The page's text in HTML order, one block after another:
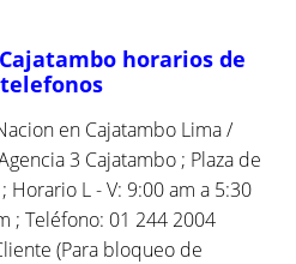
horarios de
en Cajatambo Lima /
3 Cajatambo ; Plaza de
Horario L - V: 9:00 am a 5:30
; Teléfono: 01 244 2004
(Para bloqueo de